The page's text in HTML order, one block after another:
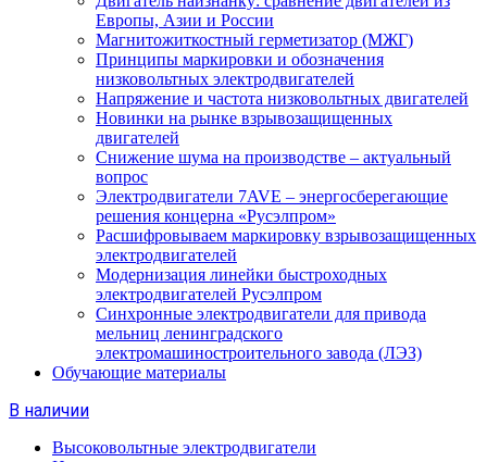
Европы, Азии и России
Магнитожиткостный герметизатор (МЖГ)
Принципы маркировки и обозначения
низковольтных электродвигателей
Напряжение и частота низковольтных двигателей
Новинки на рынке взрывозащищенных
двигателей
Снижение шума на производстве – актуальный
вопрос
Электродвигатели 7AVE – энергосберегающие
решения концерна «Русэлпром»
Расшифровываем маркировку взрывозащищенных
электродвигателей
Модернизация линейки быстроходных
электродвигателей Русэлпром
Синхронные электродвигатели для привода
мельниц ленинградского
электромашиностроительного завода (ЛЭЗ)
Обучающие материалы
В наличии
Высоковольтные электродвигатели